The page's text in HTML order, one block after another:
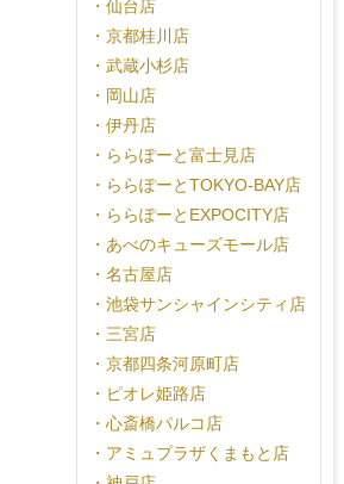
・仙台店
・京都桂川店
・武蔵小杉店
・岡山店
・伊丹店
・ららぽーと富士見店
・ららぽーとTOKYO-BAY店
・ららぽーとEXPOCITY店
・あべのキューズモール店
・名古屋店
・池袋サンシャインシティ店
・三宮店
・京都四条河原町店
・ピオレ姫路店
・心斎橋パルコ店
・アミュプラザくまもと店